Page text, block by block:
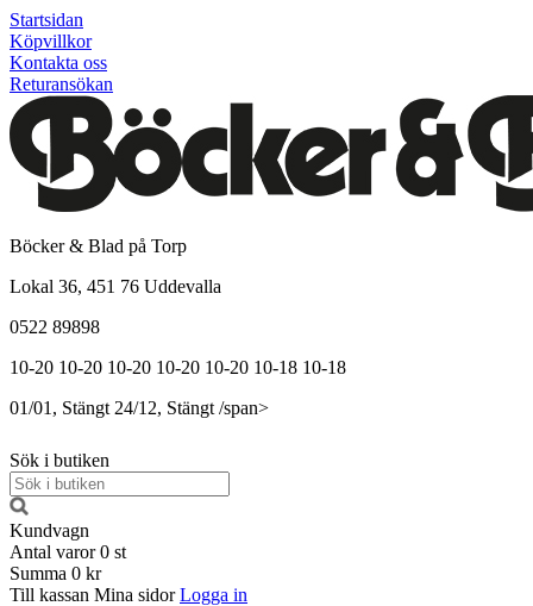
Startsidan
Köpvillkor
Kontakta oss
Returansökan
Böcker & Blad på Torp
Lokal 36, 451 76 Uddevalla
0522 89898
10-20 10-20 10-20 10-20 10-20 10-18 10-18
01/01, Stängt 24/12, Stängt /span>
Sök i butiken
Kundvagn
Antal varor 0 st
Summa 0 kr
Till kassan Mina sidor Logga in